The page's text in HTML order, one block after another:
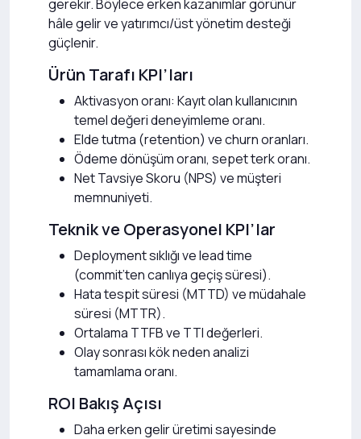
gerekir. Böylece erken kazanımlar görünür
hâle gelir ve yatırımcı/üst yönetim desteği
güçlenir.
Ürün Tarafı KPI’ları
Aktivasyon oranı: Kayıt olan kullanıcının
temel değeri deneyimleme oranı.
Elde tutma (retention) ve churn oranları.
Ödeme dönüşüm oranı, sepet terk oranı.
Net Tavsiye Skoru (NPS) ve müşteri
memnuniyeti.
Teknik ve Operasyonel KPI’lar
Deployment sıklığı ve lead time
(commit’ten canlıya geçiş süresi).
Hata tespit süresi (MTTD) ve müdahale
süresi (MTTR).
Ortalama TTFB ve TTI değerleri.
Olay sonrası kök neden analizi
tamamlama oranı.
ROI Bakış Açısı
Daha erken gelir üretimi sayesinde